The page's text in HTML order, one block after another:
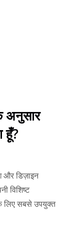
अनुसार
हूँ?
और डिज़ाइन
विशिष्ट
लिए सबसे उपयुक्त